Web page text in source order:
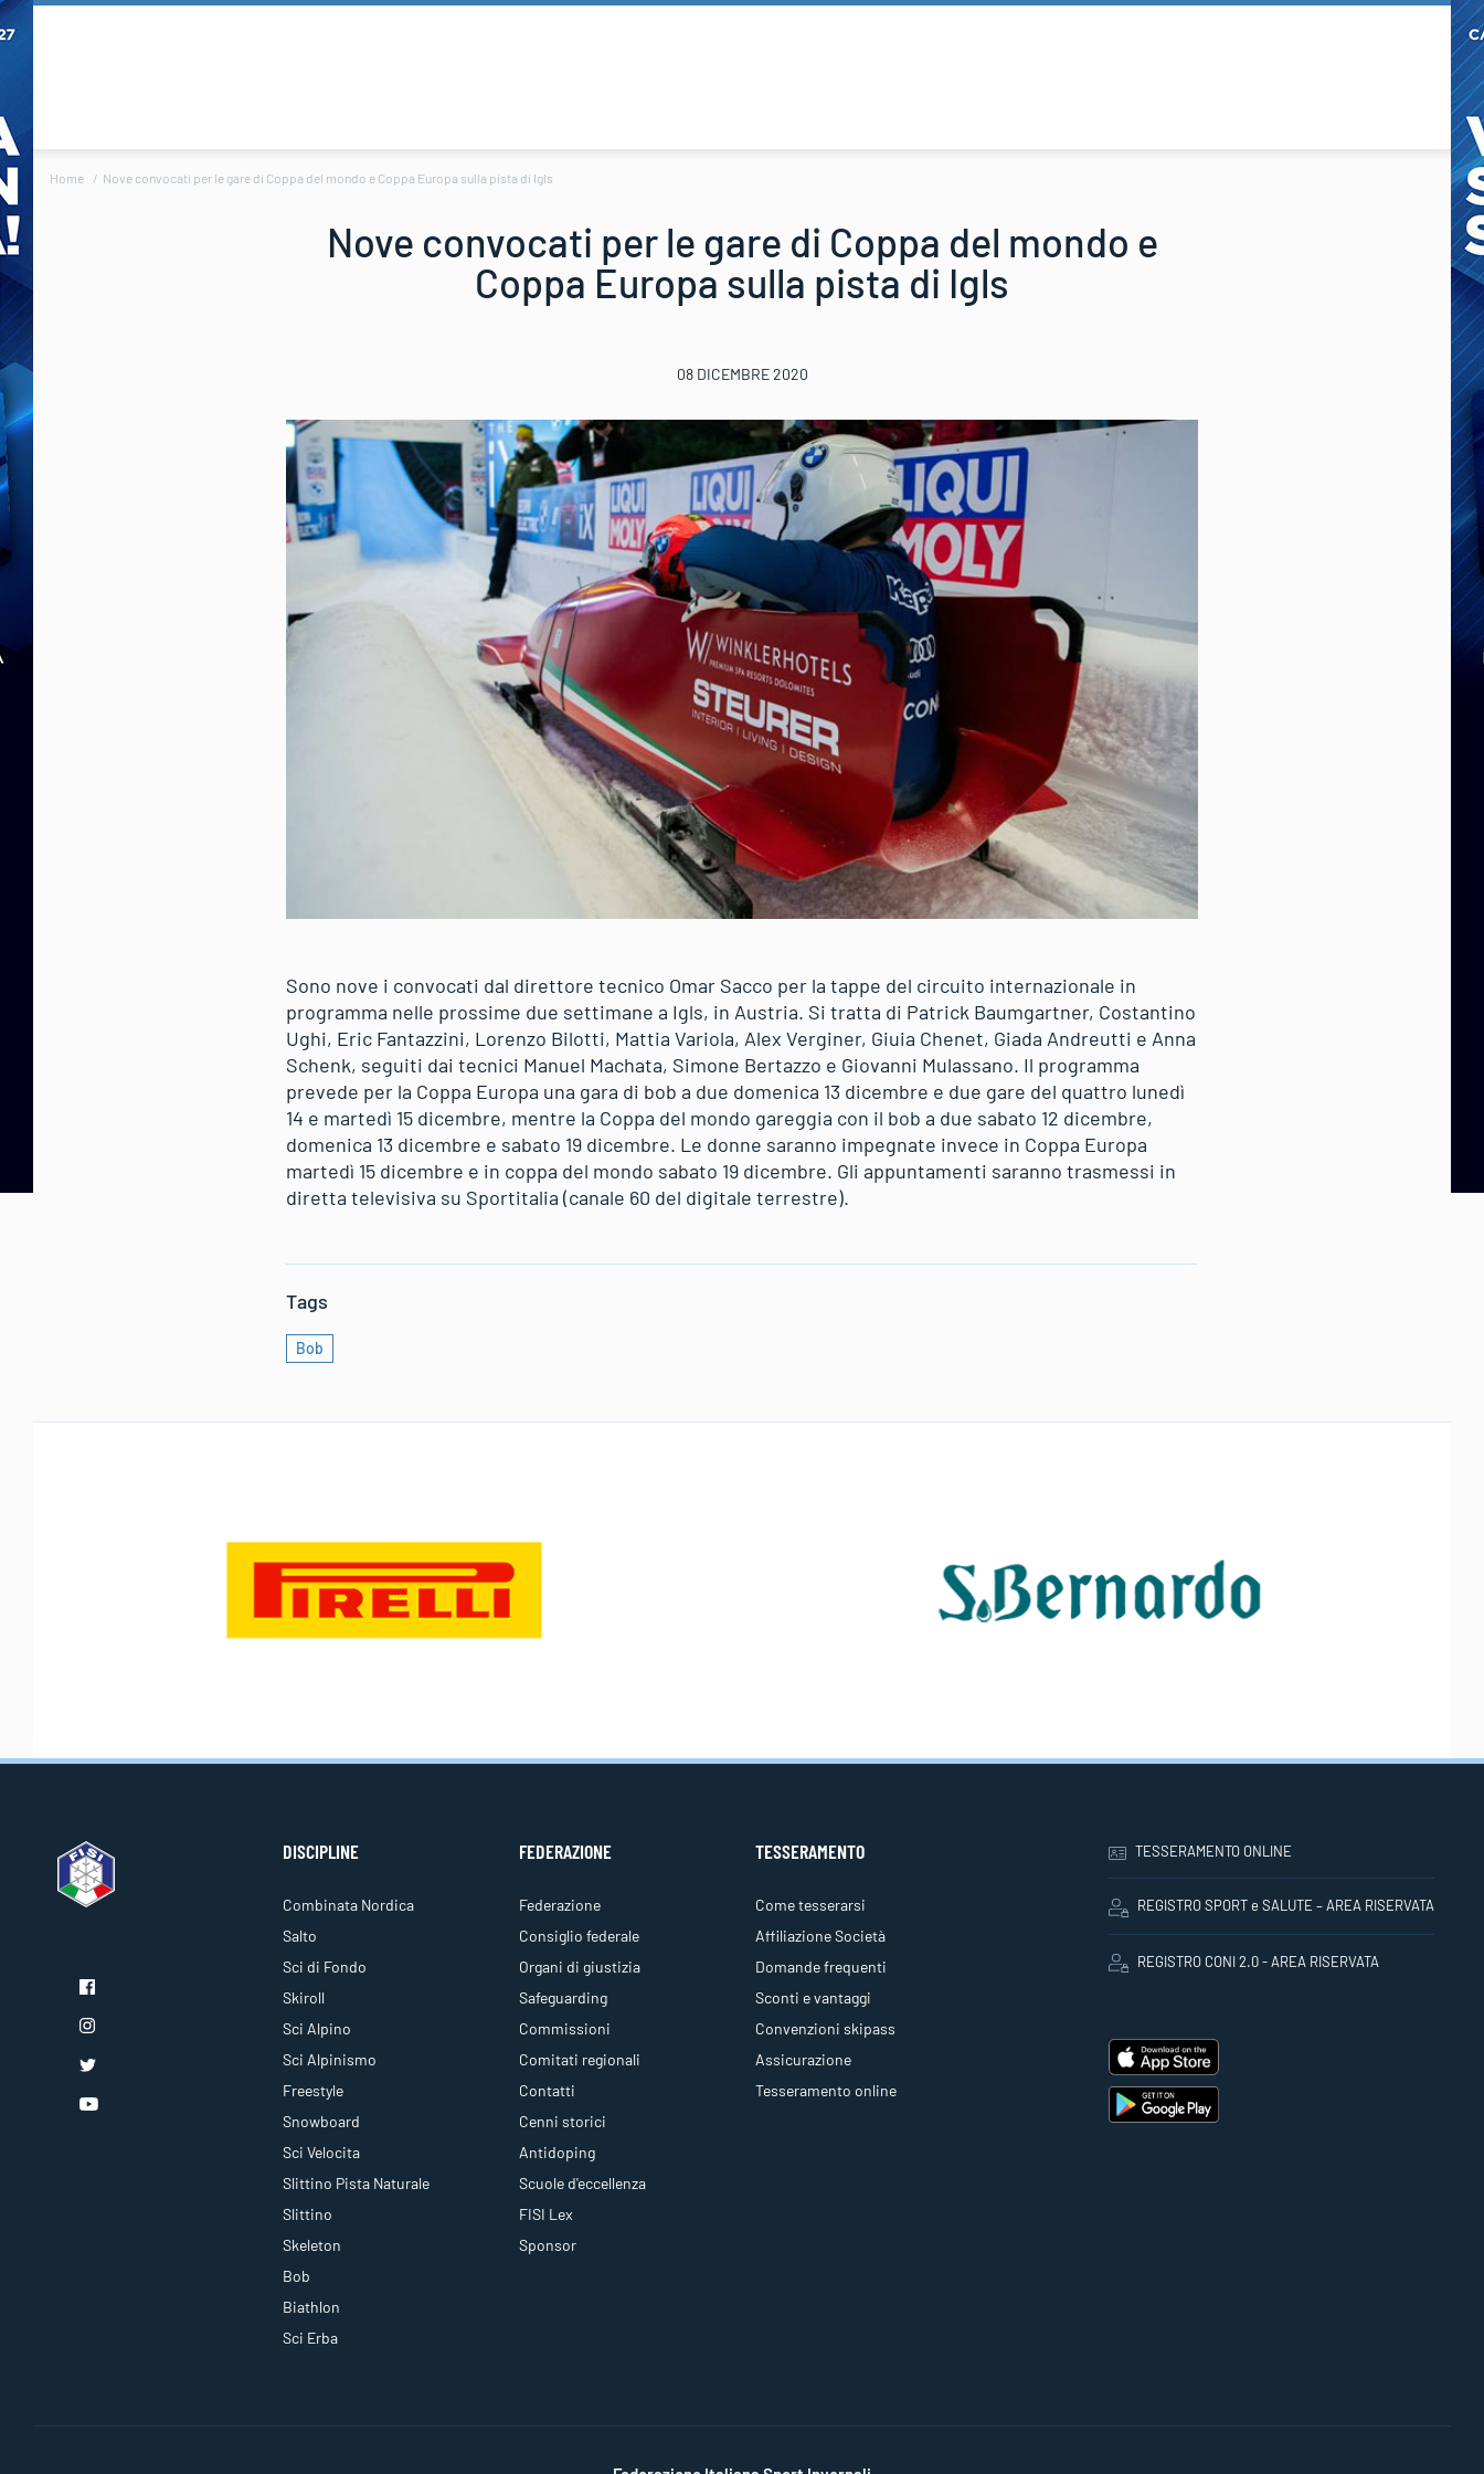
Home Nove convocati per le gare di Coppa del mondo e Coppa Europa sulla pista di Igls
Nove convocati per le gare di Coppa del mondo e
Coppa Europa sulla pista di Igls
08 DICEMBRE 2020
Sono nove i convocati dal direttore tecnico Omar Sacco per la tappe del circuito internazionale in
programma nelle prossime due settimane a Igls, in Austria. Si tratta di Patrick Baumgartner, Costantino
Ughi, Eric Fantazzini, Lorenzo Bilotti, Mattia Variola, Alex Verginer, Giuia Chenet, Giada Andreutti e Anna
Schenk, seguiti dai tecnici Manuel Machata, Simone Bertazzo e Giovanni Mulassano. Il programma
prevede per la Coppa Europa una gara di bob a due domenica 13 dicembre e due gare del quattro lunedì
14 e martedì 15 dicembre, mentre la Coppa del mondo gareggia con il bob a due sabato 12 dicembre,
domenica 13 dicembre e sabato 19 dicembre. Le donne saranno impegnate invece in Coppa Europa
martedì 15 dicembre e in coppa del mondo sabato 19 dicembre. Gli appuntamenti saranno trasmessi in
diretta televisiva su Sportitalia (canale 60 del digitale terrestre).
Tags
Bob
DISCIPLINE
Combinata Nordica
Salto
Sci di Fondo
Skiroll
Sci Alpino
Sci Alpinismo
Freestyle
Snowboard
Sci Velocita
Slittino Pista Naturale
Slittino
Skeleton
Bob
Biathlon
Sci Erba
FEDERAZIONE
Federazione
Consiglio federale
Organi di giustizia
Safeguarding
Commissioni
Comitati regionali
Contatti
Cenni storici
Antidoping
Scuole d'eccellenza
FISI Lex
Sponsor
TESSERAMENTO
Come tesserarsi
Affiliazione Società
Domande frequenti
Sconti e vantaggi
Convenzioni skipass
Assicurazione
Tesseramento online
TESSERAMENTO ONLINE
REGISTRO SPORT e SALUTE – AREA RISERVATA
REGISTRO CONI 2.0 - AREA RISERVATA